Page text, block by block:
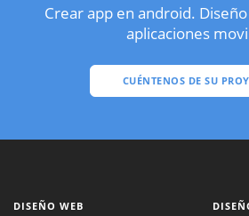
Crear app en android.
aplicaciones
CUÉNTENOS DE SU
DISEÑO WEB